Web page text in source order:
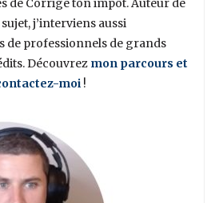
de Corrige ton impôt. Auteur de
j’interviens aussi
de professionnels de grands
Découvrez mon parcours et
moi !